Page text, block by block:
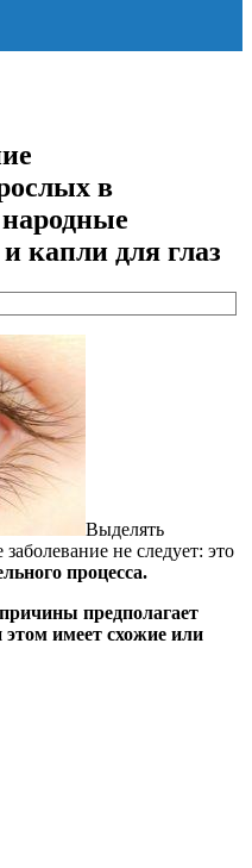
в
капли для глаз
Выделять
не следует: это
процесса.
предполагает
имеет схожие или